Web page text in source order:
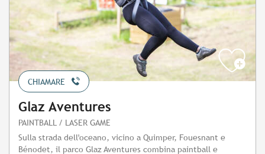
CHIAMARE
Glaz Aventures
PAINTBALL / LASER GAME
Sulla strada dell'oceano, vicino a Quimper, Fouesnant e
Bénodet, il parco Glaz Aventures combina paintball e